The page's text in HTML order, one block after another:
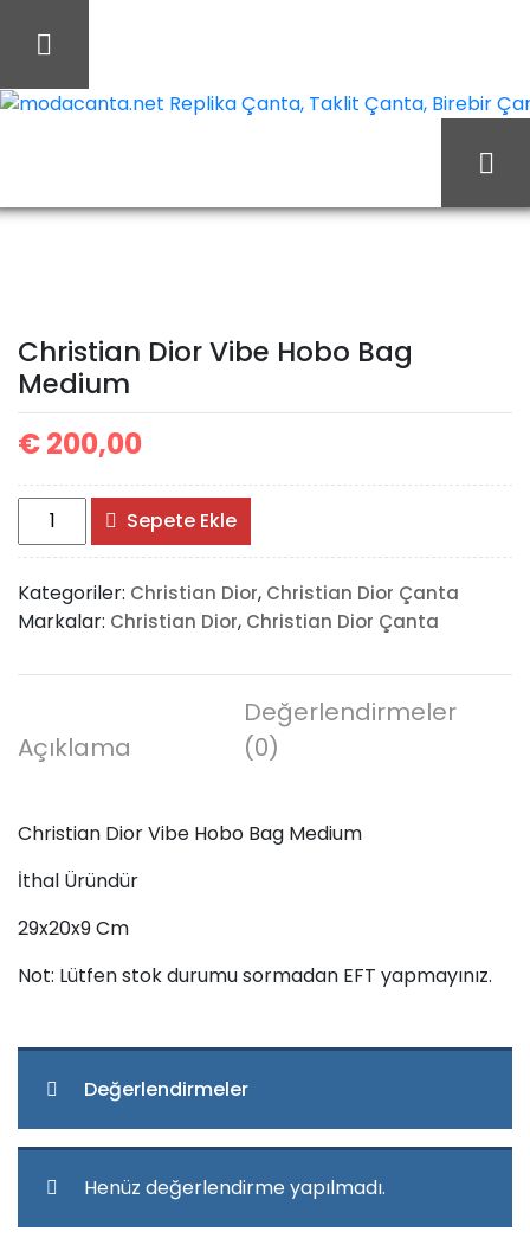
Christian Dior Vibe Hobo Bag
Medium
€200,00
Christian
Dior
Vibe
Hobo
Bag
adet
Sepete Ekle
Kategoriler: Christian Dior, Christian Dior Çanta
Markalar: Christian Dior, Christian Dior Çanta
Açıklama
Değerlendirmeler
(0)
Christian Dior Vibe Hobo Bag Medium
İthal Üründür
29x20x9 Cm
Not: Lütfen stok durumu sormadan EFT yapmayınız.
Değerlendirmeler
Henüz değerlendirme yapılmadı.